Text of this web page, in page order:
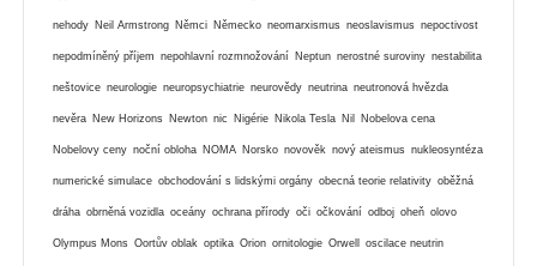
nehody Neil Armstrong Němci Německo neomarxismus neoslavismus nepoctivost
nepodmíněný příjem nepohlavní rozmnožování Neptun nerostné suroviny nestabilita
neštovice neurologie neuropsychiatrie neurovědy neutrina neutronová hvězda
nevěra New Horizons Newton nic Nigérie Nikola Tesla Nil Nobelova cena
Nobelovy ceny noční obloha NOMA Norsko novověk nový ateismus nukleosyntéza
numerické simulace obchodování s lidskými orgány obecná teorie relativity oběžná
dráha obrněná vozidla oceány ochrana přírody oči očkování odboj oheň olovo
Olympus Mons Oortův oblak optika Orion ornitologie Orwell oscilace neutrin